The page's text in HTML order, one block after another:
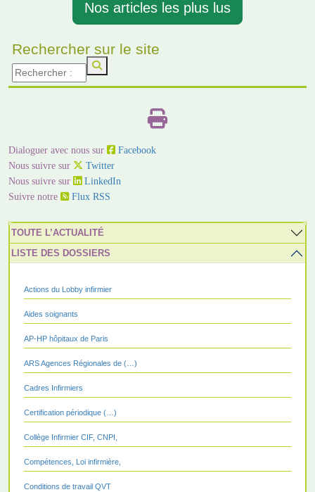
Nos articles les plus lus
Rechercher sur le site
Dialoguer avec nous sur
Facebook
Nous suivre sur
Twitter
Nous suivre sur
LinkedIn
Suivre notre
Flux RSS
TOUTE L’ACTUALITÉ
LISTE DES DOSSIERS
Actions du Lobby infirmier
Aides soignants
AP-HP hôpitaux de Paris
ARS Agences Régionales de (…)
Cadres Infirmiers
Certification périodique (…)
Collège Infirmier CIF, CNPI,
Compétences, Loi infirmière,
Conditions de travail QVT